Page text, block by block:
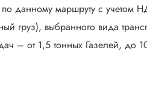
данному маршруту с учетом
груз), выбранного вида
от 1,5 тонных Газелей, до